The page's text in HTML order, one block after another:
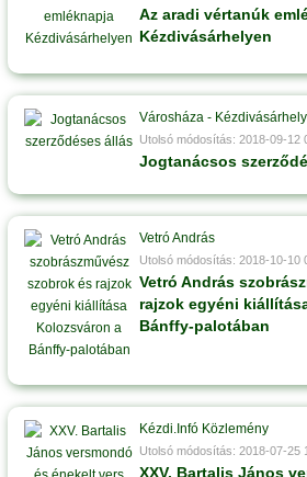
Az aradi vértanúk
Kézdivásárhelyen
Városháza -
Utolsó módosítás: 2018-09-12
Jogtanácsos
Vetró András
Utolsó módosítás: 2018-10-10
Vetró András
rajzok egyéni
Bánffy-palotában
Kézdi.Infó Közlemény
Utolsó módosítás: 2018-07-25
XXV. Bartalis János